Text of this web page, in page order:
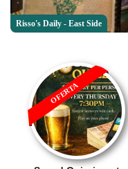
Risso's Daily - East Side
OFERTA